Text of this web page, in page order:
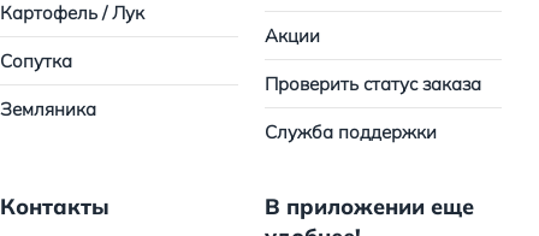
Картофель / Лук
Сопутка
Земляника
Акции
Проверить статус заказа
Служба поддержки
Контакты
В приложении еще